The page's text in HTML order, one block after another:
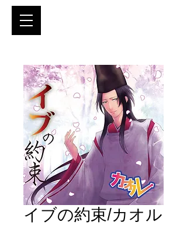
イブの約束/カオル